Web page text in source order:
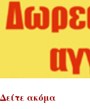
Δείτε ακόμα